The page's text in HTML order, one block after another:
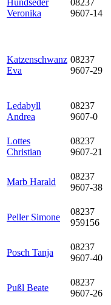
Hundseder
Veronika
08237
9607-14
Katzenschwanz
Eva
08237
9607-29
Ledabyll
Andrea
08237
9607-0
Lottes
Christian
08237
9607-21
Marb Harald
08237
9607-38
Peller Simone
08237
959156
Posch Tanja
08237
9607-40
Pußl Beate
08237
9607-26